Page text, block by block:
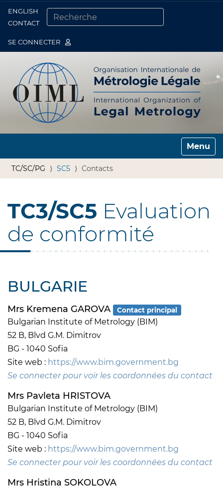
ENGLISH
CONTACT
SE CONNECTER
Toggle
TC/SC/PG SC5 Contacts
TC3/SC5 Evaluation
de conformité
BULGARIE
Mrs Kremena GAROVA Contact principal
Bulgarian Institute of Metrology (BIM)
52 B, Blvd G.M. Dimitrov
BG - 1040 Sofia
Site web : https://www.bim.government.bg
Se connecter pour voir les coordonnées du contact
Mrs Pavleta HRISTOVA
Bulgarian Institute of Metrology (BIM)
52 B, Blvd G.M. Dimitrov
BG - 1040 Sofia
Site web : https://www.bim.government.bg
Se connecter pour voir les coordonnées du contact
Mrs Hristina SOKOLOVA